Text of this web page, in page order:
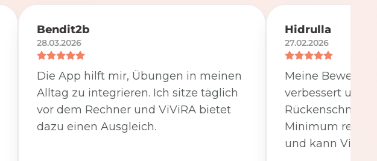
Bendit2b
28.03.2026
Die App hilft mir, Übungen in meinen
Alltag zu integrieren. Ich sitze täglich
vor dem Rechner und ViViRA bietet
dazu einen Ausgleich.
Hidrulla
27.02.2026
Meine
verbessert und
Minimum
und kann